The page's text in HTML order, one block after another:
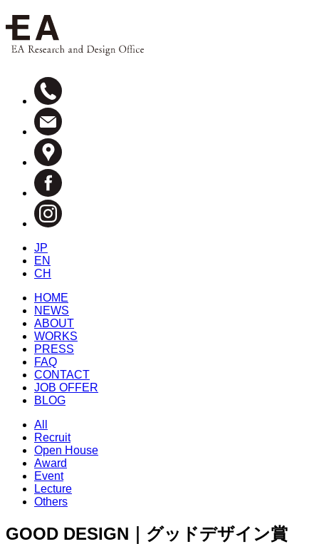
JP
EN
CH
HOME
NEWS
ABOUT
WORKS
PRESS
FAQ
CONTACT
JOB OFFER
BLOG
All
Recruit
Open House
Award
Event
Lecture
Others
GOOD DESIGN｜グッドデザイン賞